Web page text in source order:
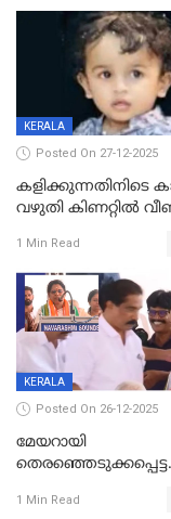
KERALA
Posted On 27-12-2025
കളിക്കുന്നതിനിടെ
വഴുതി കിണറ്റിൽ
ദാരുണാന്ത്യം
1 Min Read
KERALA
Posted On 26-12-2025
മേയറായി
തെരഞ്ഞെടുക്കപ്പെട്ട
ആദ്യ വോട്ട് അസാധു; കണ്ണൂർ
1 Min Read